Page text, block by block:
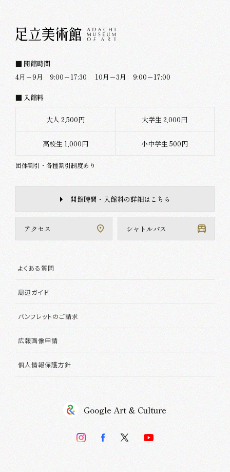
■ 開館時間
4月－9月 9:00－17:30
10月－3月 9:00－17:00
■ 入館料
大人 2,500円 大学生 2,000円
高校生 1,000円 小中学生 500円
団体割引・各種割引制度あり
開館時間・入館料の詳細はこちら
Google Art & Culture
よくある質問
周辺ガイド
パンフレットのご請求
広報画像申請
個人情報保護方針
アクセス シャトルバス